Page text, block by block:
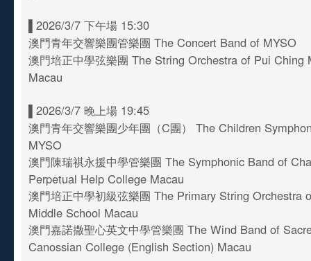
▌2026/3/7 下午場 15:30
澳門青年交響樂團管樂團 The Concert Band of MYSO
澳門培正中學弦樂團 The String Orchestra of Pui Ching
Macau
▌2026/3/7 晚上場 19:45
澳門青年交響樂團少年團（C團） The Children
MYSO
澳門陳瑞祺永援中學管樂團 The Symphonic Band of
Perpetual Help College Macau
澳門培正中學初級弦樂團 The Primary String Orchestra
Middle School Macau
澳門嘉諾撒聖心英文中學管樂團 The Wind Band of
Canossian College (English Section) Macau